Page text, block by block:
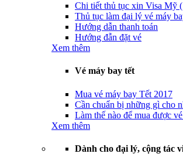
Chi tiết thủ tục xin Visa Mỹ
Thủ tục làm đại lý vé máy
Hướng dẫn thanh toán
Hướng đẫn đặt vé
Xem thêm
Vé máy bay tết
Mua vé máy bay Tết 2017
Cần chuẩn bị những gì cho
Làm thế nào để mua được
Xem thêm
Dành cho đại lý, cộng tác